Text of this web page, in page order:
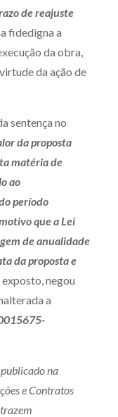
de reajuste
fidedigna a
da obra,
da ação de
sentença no
da proposta
matéria de
ao
período
que a Lei
de anualidade
da proposta e
exposto, negou
a
na
e Contratos